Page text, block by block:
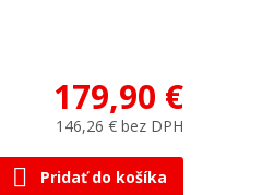
179,90 €
146,26 € bez DPH
Pridať do košíka